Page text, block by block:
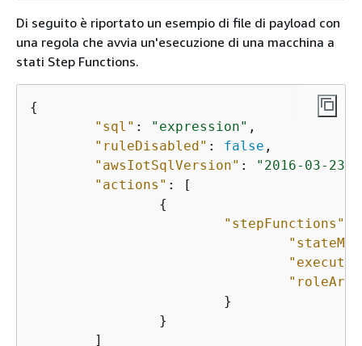
Di seguito è riportato un esempio di file di payload con
una regola che avvia un'esecuzione di una macchina a
stati Step Functions.
{
"sql" : "expression" ,
"ruleDisabled" : false ,
"awsIotSqlVersion" : "2016-03-23"
"actions" : [
{
"stepFunctions"
"roleArn"